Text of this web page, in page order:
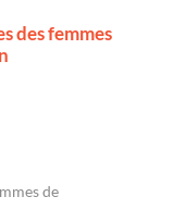
des femmes
de